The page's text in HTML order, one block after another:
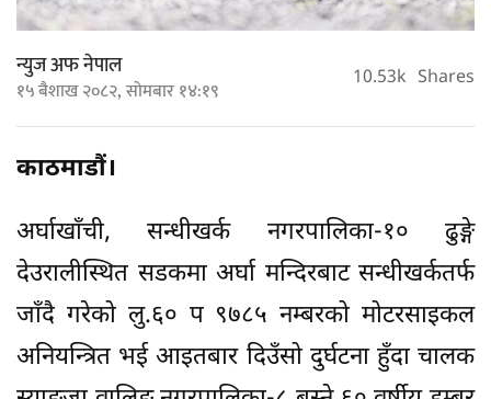
न्युज अफ नेपाल
१५ बैशाख २०८२, सोमबार १४:१९ 10.53k Shares
काठमाडौं।
अर्घाखाँची, सन्धीखर्क नगरपालिका-१० ढुङ्गे
देउरालीस्थित सडकमा अर्घा मन्दिरबाट सन्धीखर्कतर्फ
जाँदै गरेको लु.६० प ९७८५ नम्बरको मोटरसाइकल
अनियन्त्रित भई आइतबार दिउँसो दुर्घटना हुँदा चालक